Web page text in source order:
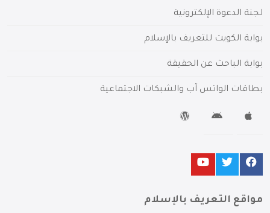
لجنة الدعوة الإلكترونية
بوابة الكويت للتعريف بالإسلام
بوابة الباحث عن الحقيقة
بطاقات الواتس آب والشبكات الاجتماعية
مواقع التعريف بالإسلام